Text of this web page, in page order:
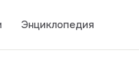
Энциклопедия